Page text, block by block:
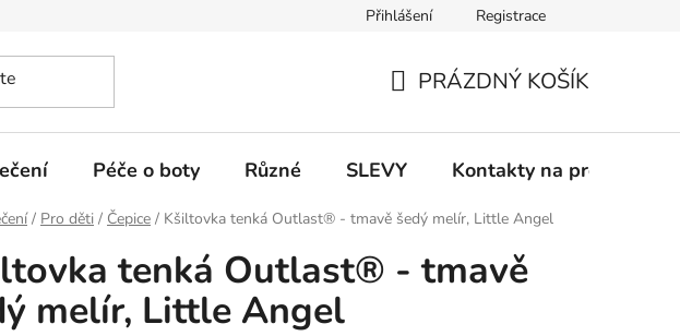
prodejny Informace k on-line platbám Odstoupení od
Přihlášení Registrace
KOŠÍK
PRÁZDNÝ KOŠÍK
Péče o boty Různé SLEVY Kontakty na prodejny
/ Pro děti / Čepice / Kšiltovka tenká Outlast® - tmavě šedý melír, Little Angel
tenká Outlast® - tmavě
melír, Little Angel